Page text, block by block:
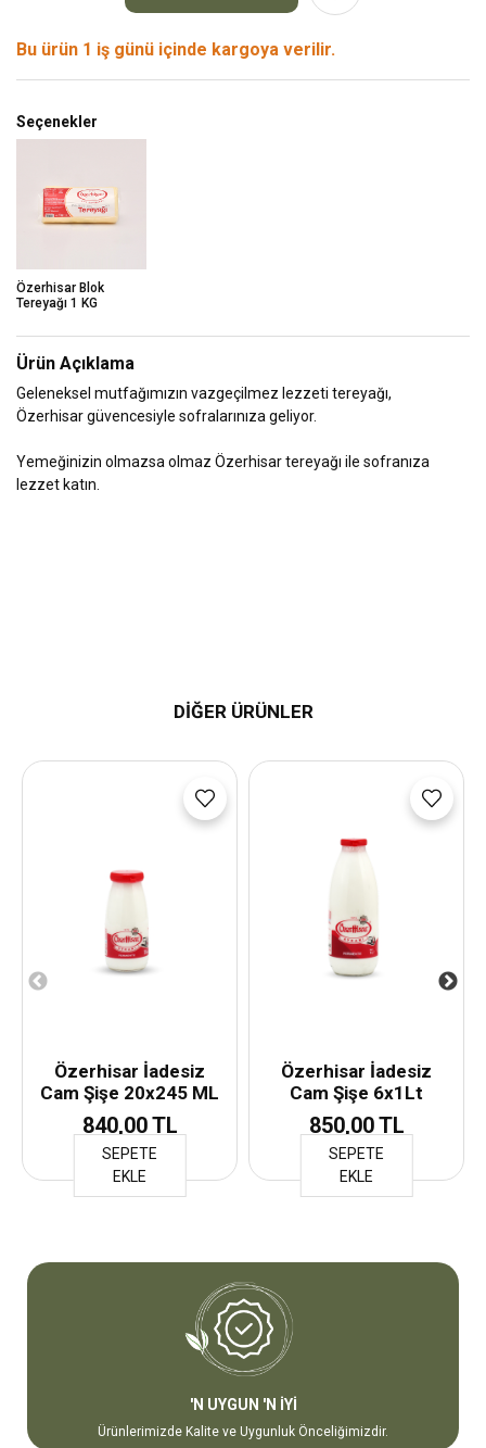
Bu ürün 1 iş günü içinde kargoya verilir.
Seçenekler
Özerhisar Blok
Tereyağı 1 KG
Ürün Açıklama
Geleneksel mutfağımızın vazgeçilmez lezzeti tereyağı,
Özerhisar güvencesiyle sofralarınıza geliyor.
Yemeğinizin olmazsa olmaz Özerhisar tereyağı ile sofranıza
lezzet katın.
DİĞER ÜRÜNLER
Özerhisar İadesiz
Cam Şişe 20x245 ML
840,00 TL
SEPETE
EKLE
Özerhisar İadesiz
Cam Şişe 6x1Lt
850,00 TL
SEPETE
EKLE
'N UYGUN 'N İYİ
Ürünlerimizde Kalite ve Uygunluk Önceliğimizdir.